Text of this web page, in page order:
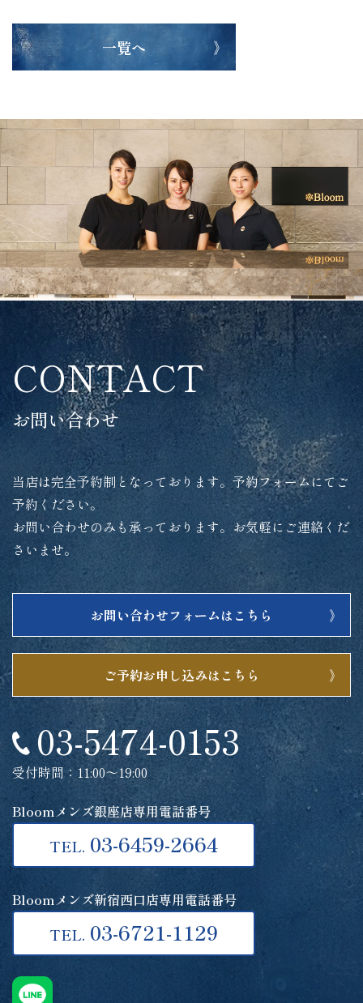
一覧へ
CONTACT
お問い合わせ
当店は完全予約制となっております。予約フォームにてご
予約ください。
お問い合わせのみも承っております。お気軽にご連絡くだ
さいませ。
お問い合わせフォームはこちら
ご予約お申し込みはこちら
03-5474-0153
受付時間：11:00～19:00
Bloomメンズ銀座店専用電話番号
TEL. 03-6459-2664
Bloomメンズ新宿西口店専用電話番号
TEL. 03-6721-1129